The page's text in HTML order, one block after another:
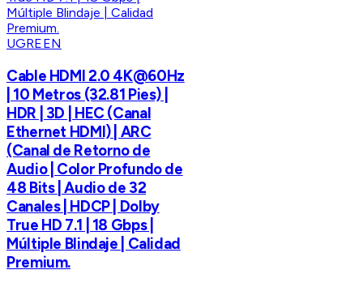
UGREEN
Cable HDMI 2.0 4K@60Hz
| 10 Metros (32.81 Pies) |
HDR | 3D | HEC (Canal
Ethernet HDMI) | ARC
(Canal de Retorno de
Audio | Color Profundo de
48 Bits | Audio de 32
Canales | HDCP | Dolby
True HD 7.1 | 18 Gbps |
Múltiple Blindaje | Calidad
Premium.